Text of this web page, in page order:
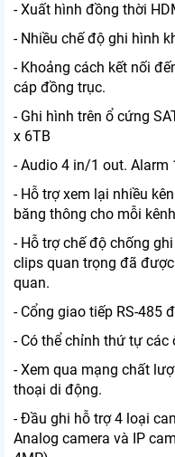
- Xuất hình đồng thời
- Nhiều chế độ ghi hình
- Khoảng cách kết nối
cáp đồng trục.
- Ghi hình trên ổ cứng
x 6TB
- Audio 4 in/1 out. Alarm
- Hỗ trợ xem lại nhiều
băng thông cho mỗi
- Hỗ trợ chế độ chống
clips quan trọng đã
quan.
- Cổng giao tiếp RS-485
- Có thể chỉnh thứ tự các
- Xem qua mạng chất
thoại di động.
- Đầu ghi hỗ trợ 4 loại
Analog camera và IP